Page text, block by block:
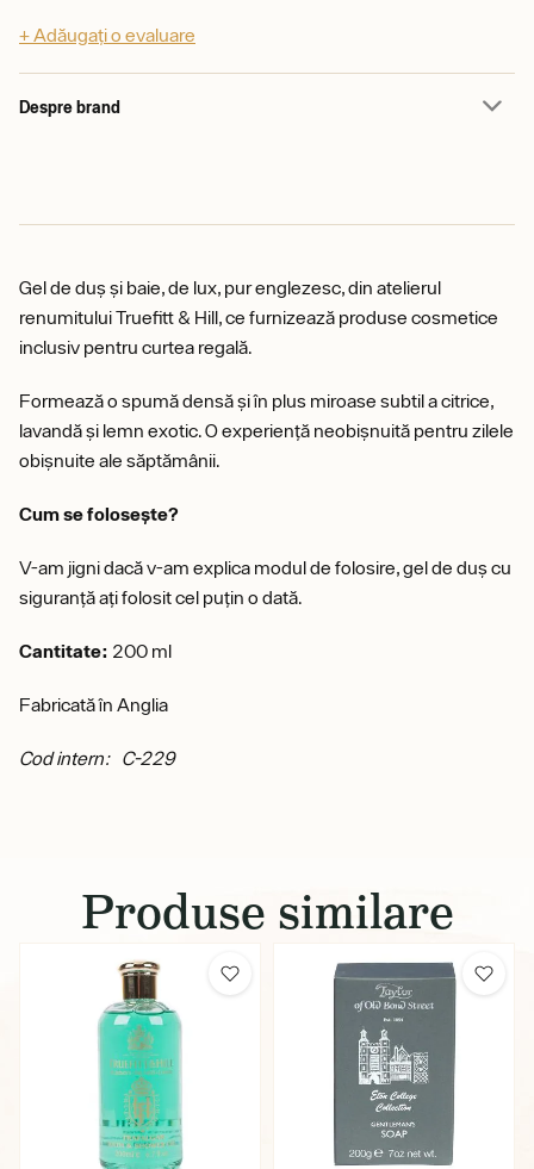
+ Adăugați o evaluare
Despre brand
Gel de duș și baie, de lux, pur englezesc, din atelierul
renumitului Truefitt & Hill, ce furnizează produse cosmetice
inclusiv pentru curtea regală.
Formează o spumă densă și în plus miroase subtil a citrice,
lavandă și lemn exotic. O experiență neobișnuită pentru zilele
obișnuite ale săptămânii.
Cum se folosește?
V-am jigni dacă v-am explica modul de folosire, gel de duș cu
siguranță ați folosit cel puțin o dată.
Cantitate: 200 ml
Fabricată în Anglia
Cod intern: C-229
Produse similare